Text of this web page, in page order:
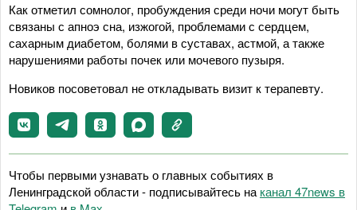
Как отметил сомнолог, пробуждения среди ночи могут быть
связаны с апноэ сна, изжогой, проблемами с сердцем,
сахарным диабетом, болями в суставах, астмой, а также
нарушениями работы почек или мочевого пузыря.
Новиков посоветовал не откладывать визит к терапевту.
Чтобы первыми узнавать о главных событиях в
Ленинградской области - подписывайтесь на канал 47news в